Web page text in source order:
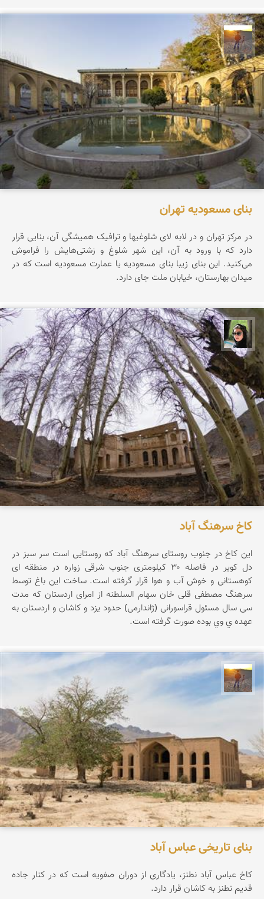
مهدی مخلصیان
بنای مسعودیه تهران
در مرکز تهران و در لابه لای شلوغیها و ترافیک همیشگی آن، بنایی قرار
دارد که با ورود به آن، این شهر شلوغ و زشتی‌هایش را فراموش
می‌کنید. این بنای زیبا بنای مسعودیه یا عمارت مسعودیه است که در
میدان بهارستان، خیابان ملت جای دارد.
سپیده اصلان
کاخ سرهنگ آباد
این کاخ در جنوب روستای سرهنگ آباد که روستایی است سر سبز در
دل کویر در فاصله ۳۰ کیلومتری جنوب شرقی زواره در منطقه ای
کوهستانی و خوش آب و هوا قرار گرفته است. ساخت این باغ توسط
سرهنگ مصطفی قلی خان سهام السلطنه از امرای اردستان که مدت
سی سال مسئول قراسورانی (ژاندارمی) حدود یزد و کاشان و اردستان به
عهده ي وي بوده صورت گرفته است.
مهدی مخلصیان
بنای تاریخی عباس آباد
کاخ عباس آباد نطنز، یادگاری از دوران صفویه است که در کنار جاده
قدیم نطنز به کاشان قرار دارد.